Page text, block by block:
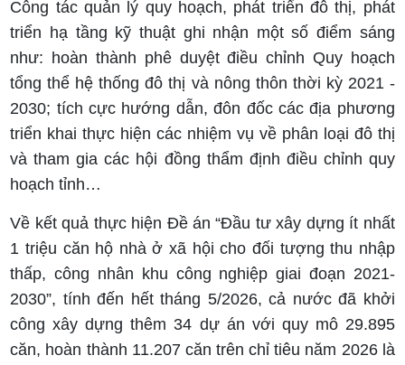
Công tác quản lý quy hoạch, phát triển đô thị, phát
triển hạ tầng kỹ thuật ghi nhận một số điểm sáng
như: hoàn thành phê duyệt điều chỉnh Quy hoạch
tổng thể hệ thống đô thị và nông thôn thời kỳ 2021 -
2030; tích cực hướng dẫn, đôn đốc các địa phương
triển khai thực hiện các nhiệm vụ về phân loại đô thị
và tham gia các hội đồng thẩm định điều chỉnh quy
hoạch tỉnh…
Về kết quả thực hiện Đề án “Đầu tư xây dựng ít nhất
1 triệu căn hộ nhà ở xã hội cho đối tượng thu nhập
thấp, công nhân khu công nghiệp giai đoạn 2021-
2030”, tính đến hết tháng 5/2026, cả nước đã khởi
công xây dựng thêm 34 dự án với quy mô 29.895
căn, hoàn thành 11.207 căn trên chỉ tiêu năm 2026 là